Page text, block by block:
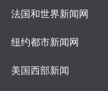
法国和世界新闻网
纽约都市新闻网
美国西部新闻